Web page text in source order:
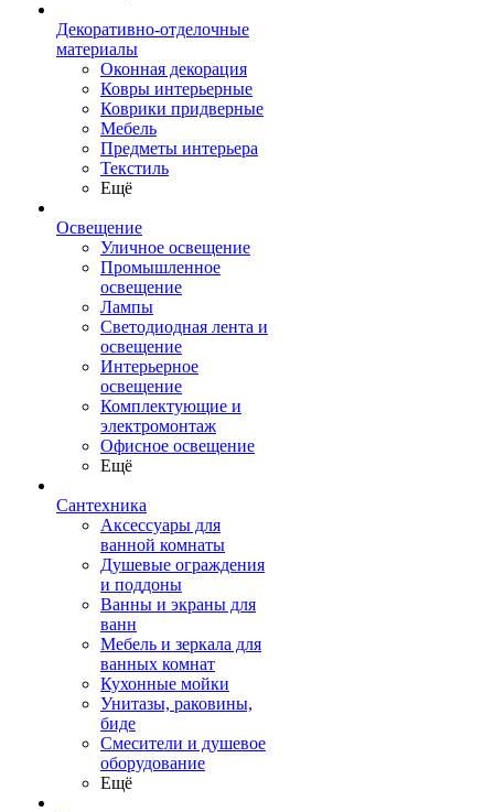
Декоративно-отделочные
материалы
Оконная декорация
Ковры интерьерные
Коврики придверные
Мебель
Предметы интерьера
Текстиль
Ещё
Освещение
Уличное освещение
Промышленное
освещение
Лампы
Светодиодная лента и
освещение
Интерьерное
освещение
Комплектующие и
электромонтаж
Офисное освещение
Ещё
Сантехника
Аксессуары для
ванной комнаты
Душевые ограждения
и поддоны
Ванны и экраны для
ванн
Мебель и зеркала для
ванных комнат
Кухонные мойки
Унитазы, раковины,
биде
Смесители и душевое
оборудование
Ещё